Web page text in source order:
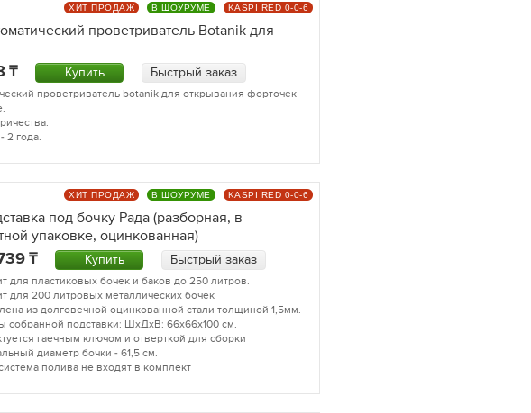
проветриватель Botanik для
Купить Быстрый заказ
проветриватель botanik для открывания форточек
2 года.
ХИТ ПРОДАЖ В ШОУРУМЕ KASPI RED 0-0-6
под бочку Рада (разборная, в
упаковке, оцинкованная)
Купить Быстрый заказ
для пластиковых бочек и баков до 250 литров.
для 200 литровых металлических бочек
из долговечной оцинкованной стали толщиной 1,5мм.
собранной подставки: ШхДхВ: 66х66х100 см.
гаечным ключом и отверткой для сборки
диаметр бочки - 61,5 см.
полива не входят в комплект
ХИТ ПРОДАЖ В ШОУРУМЕ KASPI RED 0-0-6